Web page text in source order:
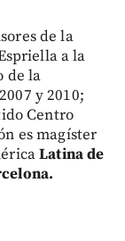
de la
a la
de la
y 2010;
Centro
es magíster
Latina de